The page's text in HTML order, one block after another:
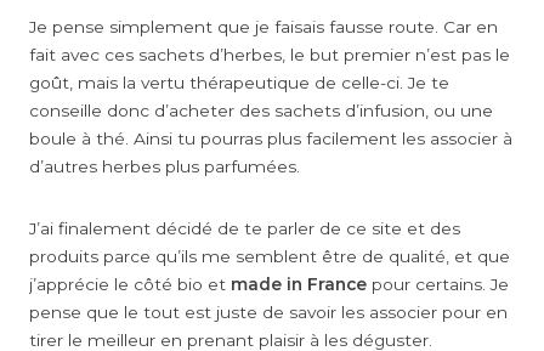
Je pense simplement que je faisais fausse route. Car en
fait avec ces sachets d’herbes, le but premier n’est pas le
goût, mais la vertu thérapeutique de celle-ci. Je te
conseille donc d’acheter des sachets d’infusion, ou une
boule à thé. Ainsi tu pourras plus facilement les associer à
d’autres herbes plus parfumées.
J’ai finalement décidé de te parler de ce site et des
produits parce qu’ils me semblent être de qualité, et que
j’apprécie le côté bio et made in France pour certains. Je
pense que le tout est juste de savoir les associer pour en
tirer le meilleur en prenant plaisir à les déguster.